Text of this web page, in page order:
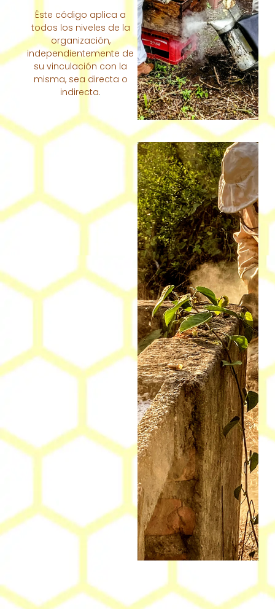
Éste código aplica a
todos los niveles de la
organización,
independientemente de
su vinculación con la
misma, sea directa o
indirecta.